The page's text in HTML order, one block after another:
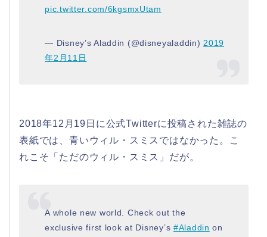
pic.twitter.com/6kgsmxUtam
— Disney’s Aladdin (@disneyaladdin) 2019
年2月11日
2018年12月19日に公式Twitterに投稿された雑誌の
表紙では、青いウィル・スミスではなかった。こ
れこそ「ただのウィル・スミス」だが。
A whole new world. Check out the
exclusive first look at Disney’s #Aladdin on